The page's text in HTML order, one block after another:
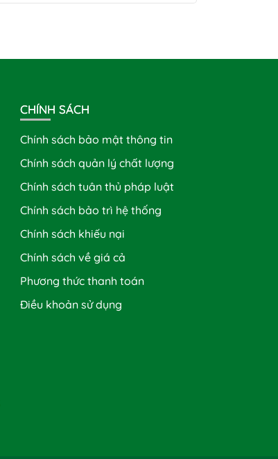
CHÍNH SÁCH
Chính sách bảo mật thông tin
Chính sách quản lý chất lượng
Chính sách tuân thủ pháp luật
Chính sách bảo trì hệ thống
Chính sách khiếu nại
Chính sách về giá cả
Phương thức thanh toán
Điều khoản sử dụng